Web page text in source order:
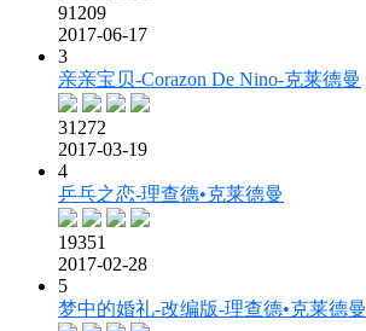
91209
2017-06-17
3
亲亲宝贝-Corazon De Nino-克莱德曼
31272
2017-03-19
4
乒乓之恋-理查德•克莱德曼
19351
2017-02-28
5
梦中的婚礼-改编版-理查德•克莱德曼